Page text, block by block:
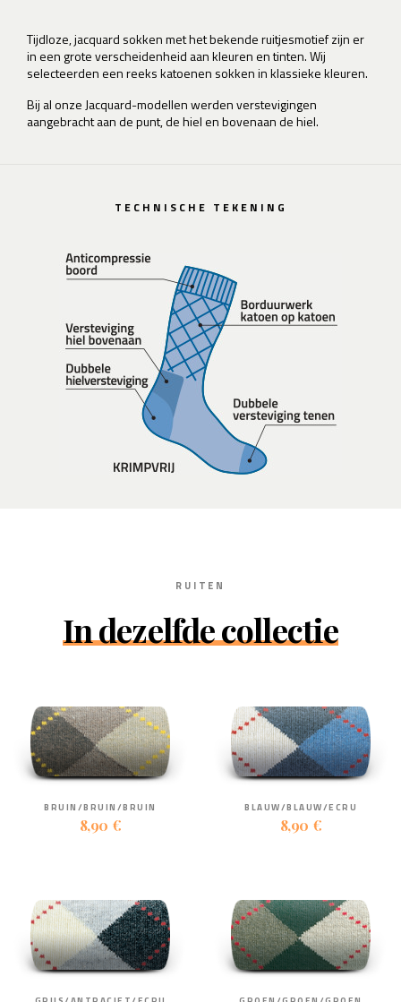
Tijdloze, jacquard sokken met het bekende ruitjesmotief zijn er
in een grote verscheidenheid aan kleuren en tinten. Wij
selecteerden een reeks katoenen sokken in klassieke kleuren.
Bij al onze Jacquard-modellen werden verstevigingen
aangebracht aan de punt, de hiel en bovenaan de hiel.
TECHNISCHE TEKENING
RUITEN
In dezelfde collectie
BRUIN/BRUIN/BRUIN
8,90 €
BLAUW/BLAUW/ECRU
8,90 €